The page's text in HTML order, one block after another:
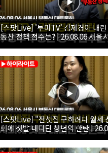
[스팟Live] '투미TV' 김제경이 내린
동산 정책 점수는? | 26.08.06 서울
대토론회
[스팟Live] "전셋집 구하려다 월세
회에 첫발 내디딘 청년의 한탄 |
시 부동산 대토론회